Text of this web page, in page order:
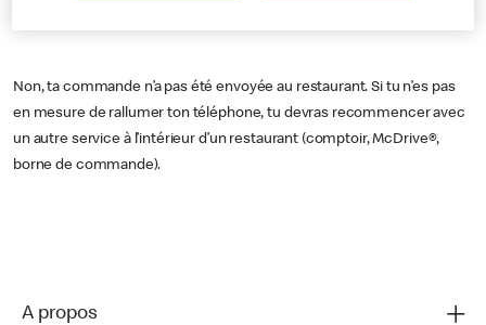
Non, ta commande n’a pas été envoyée au restaurant. Si tu n’es pas
en mesure de rallumer ton téléphone, tu devras recommencer avec
un autre service à l’intérieur d’un restaurant (comptoir, McDrive®,
borne de commande).
A propos